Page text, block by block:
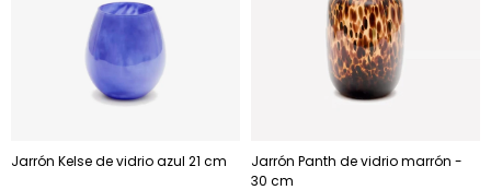
Jarrón Kelse de vidrio azul 21 cm
Jarrón Panth de vidrio marrón -
30 cm